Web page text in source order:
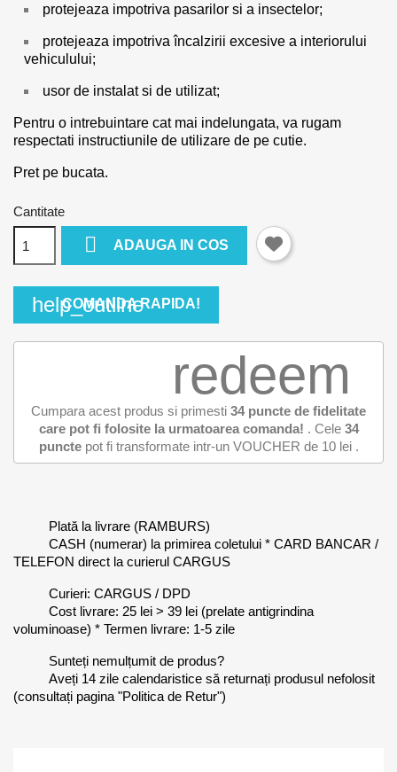
protejeaza impotriva pasarilor si a insectelor;
protejeaza impotriva încalzirii excesive a interiorului
vehiculului;
usor de instalat si de utilizat;
Pentru o intrebuintare cat mai indelungata, va rugam
respectati instructiunile de utilizare de pe cutie.
Pret pe bucata.
Cantitate
 ADAUGA IN COS
help_outline
COMANDA RAPIDA!
redeem
Cumpara acest produs si primesti 34puncte de fidelitate
care pot fi folosite la urmatoarea comanda! . Cele 34
punctepot fi transformate intr-un VOUCHER de 10 lei.
Plată la livrare (RAMBURS)
CASH (numerar) la primirea coletului * CARD BANCAR /
TELEFON direct la curierul CARGUS
Curieri: CARGUS / DPD
Cost livrare: 25 lei > 39 lei (prelate antigrindina
voluminoase) * Termen livrare: 1-5 zile
Sunteți nemulțumit de produs?
Aveți 14 zile calendaristice să returnați produsul nefolosit
(consultați pagina "Politica de Retur")